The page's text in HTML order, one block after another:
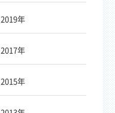
2019年
2017年
2015年